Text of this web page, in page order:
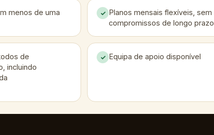
menos de uma
✓ Planos mensais flexíveis, sem
compromissos de longo prazo
de
incluindo
✓ Equipa de apoio disponível